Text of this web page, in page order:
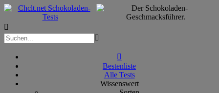



Bestenliste
Alle Tests
Wissenswert